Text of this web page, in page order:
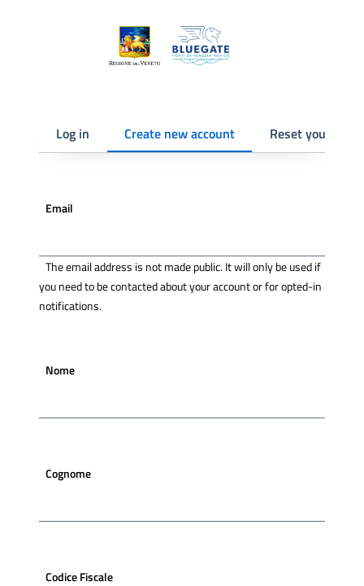
Skip to main content
Skip to footer content
Primary tabs
Log in Create new account Reset your
Email
The email address is not made public. It will only be used if
you need to be contacted about your account or for opted-in
notifications.
Nome
Cognome
Codice Fiscale